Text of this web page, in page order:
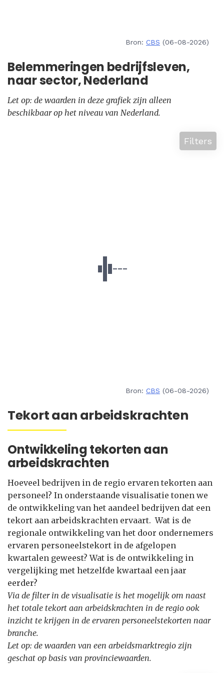
Bron: CBS (06-08-2026)
Belemmeringen bedrijfsleven,
naar sector, Nederland
Let op: de waarden in deze grafiek zijn alleen
beschikbaar op het niveau van Nederland.
Filters
Bron: CBS (06-08-2026)
Tekort aan arbeidskrachten
Ontwikkeling tekorten aan
arbeidskrachten
Hoeveel bedrijven in de regio ervaren tekorten aan
personeel? In onderstaande visualisatie tonen we
de ontwikkeling van het aandeel bedrijven dat een
tekort aan arbeidskrachten ervaart. Wat is de
regionale ontwikkeling van het door ondernemers
ervaren personeelstekort in de afgelopen
kwartalen geweest? Wat is de ontwikkeling in
vergelijking met hetzelfde kwartaal een jaar
eerder?
Via de filter in de visualisatie is het mogelijk om naast
het totale tekort aan arbeidskrachten in de regio ook
inzicht te krijgen in de ervaren personeelstekorten naar
branche.
Let op: de waarden van een arbeidsmarktregio zijn
geschat op basis van provinciewaarden.